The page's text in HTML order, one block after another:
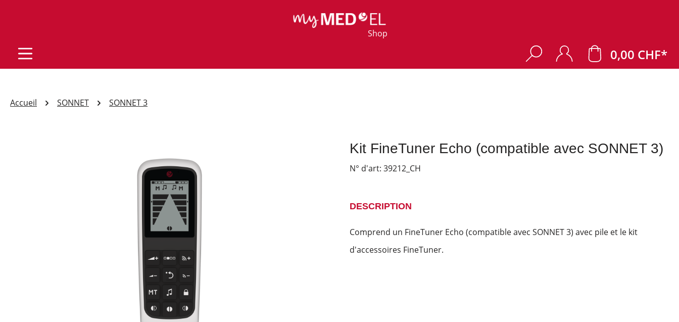
Shop
0,00 CHF*
Accueil SONNET SONNET 3
Kit FineTuner Echo (compatible avec SONNET 3)
N° d'art: 39212_CH
DESCRIPTION
Comprend un FineTuner Echo (compatible avec SONNET 3) avec pile et le kit
d'accessoires FineTuner.